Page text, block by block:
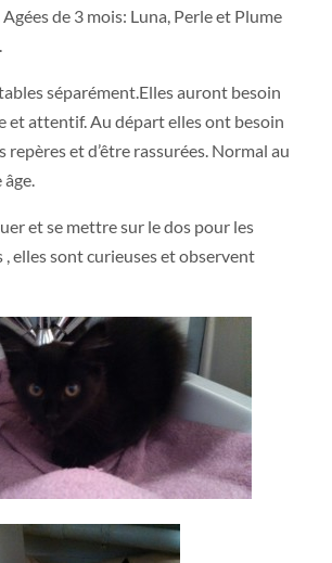
de 3 mois: Luna, Perle et Plume
séparément.Elles auront besoin
et attentif. Au départ elles ont besoin
repères et d’être rassurées. Normal au
et se mettre sur le dos pour les
, elles sont curieuses et observent